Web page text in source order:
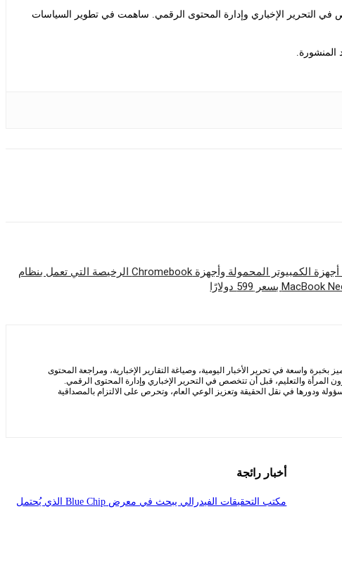
في التحرير الإخباري وإدارة المحتوى الرقمي. ساهمت في تطوير السياسات
المنشورة.
تستحوذ شركة Apple على أجهزة الكمبيوتر المحمولة وأجهزة Chromebook الرخيصة التي تعمل بنظام
واسعة في تحرير الأخبار اليومية، وصياغة التقارير الإخبارية، ومراجعة المحتوى
المرأة والتعليم، قبل أن تتخصص في التحرير الإخباري وإدارة المحتوى الرقمي.
ودورها في نقل الحقيقة وتعزيز الوعي العام، وتحرص على الالتزام بالمصداقية
أخبار رائجة
مكتب التحقيقات الفيدرالي يبحث في معرض Blue Chip الذي يُحتمل